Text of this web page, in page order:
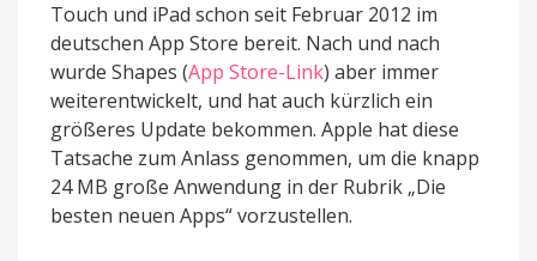
Touch und iPad schon seit Februar 2012 im
deutschen App Store bereit. Nach und nach
wurde Shapes (App Store-Link) aber immer
weiterentwickelt, und hat auch kürzlich ein
größeres Update bekommen. Apple hat diese
Tatsache zum Anlass genommen, um die knapp
24 MB große Anwendung in der Rubrik „Die
besten neuen Apps“ vorzustellen.